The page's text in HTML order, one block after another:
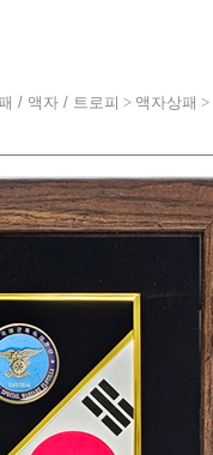
/ 액자 / 트로피 > 액자상패 >